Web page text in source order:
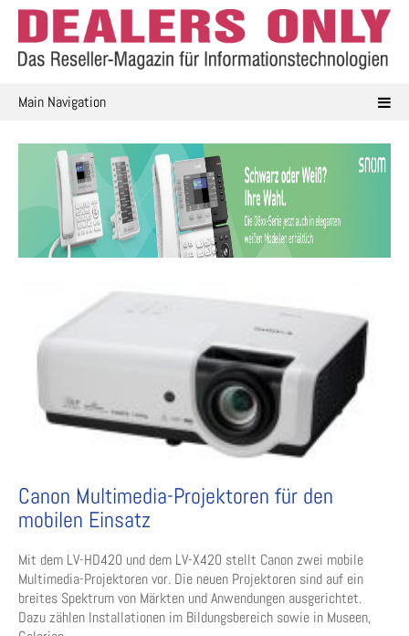
Skip
content
Main Navigation
Canon Multimedia-Projektoren für den
mobilen Einsatz
Mit dem LV-HD420 und dem LV-X420 stellt Canon zwei mobile
Multimedia-Projektoren vor. Die neuen Projektoren sind auf ein
breites Spektrum von Märkten und Anwendungen ausgerichtet.
Dazu zählen Installationen im Bildungsbereich sowie in Museen,